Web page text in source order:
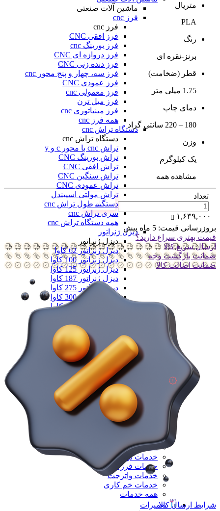
ماشین آلات صنعتی
فرز cnc
فرز cnc
فرز افقی CNC
فرز بورینگ cnc
فرز دروازه ای CNC
فرز دنده زنی CNC
فرز سه، چهار و پنج محور cnc
فرز عمودی CNC
فرز معمولی cnc
فرز میل ترن
فرز مینیاتوری cnc
همه فرز cnc
دستگاه تراش cnc
دستگاه تراش cnc
تراش cnc با محور c و y
تراش بورینگ CNC
تراش افقی CNC
تراش سنگین CNC
تراش عمودی CNC
تراش مولتی اسپیندل
دستگاه طول تراش cnc
سری تراش cnc
همه دستگاه تراش cnc
دیزل ژنراتور
دیزل ژنراتور
دیزل ژنراتور 62 کاوا
دیزل ژنزاتور 100 کاوا
دیزل ژنراتور 125 کاوا
دیزل ژنراتور 187 کاوا
دیزل ژنزاتور 275 کاوا
دیزل ژنزاتور 300 کاوا
دیزل ژنزاتور 1000 کاوا
دیزل ژنزاتور 1100 کاوا
دیزل ژنزاتور 1400 کاوا
همه دیزل ژنراتور
همه ماشین آلات صنعتی
همه محصولات
خدمات
خدمات CNC
خدمات پرینت سه بعدی
خدمات برش لیزر
خدمات تراشکاری
خدمات طراحی قالب
خدمات اسکن 3 بعدی
خدمات تزریق پلاستیک
خدمات فرزکاری
خدمات واترجت
خدمات خم کاری
همه خدمات
تعمیرات
متریال
PLA
رنگ
برنز-نقره ای
قطر (ضخامت)
1.75 میلی متر
دمای چاپ
180 – 220 سانتی گراد
وزن
یک کیلوگرم
مشاهده همه
تعداد
۱,۶۳۹,۰۰۰
بروزرسانی قیمت: 5 ماه پیش
قیمت بهتری سراغ دارید؟
ارسال سریع کالا
ضمانت بازگشت وجه
ضمانت اضالت کالا
شرایط ارسال کالا